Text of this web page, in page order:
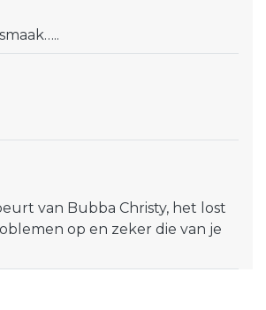
van Bubba Christy, het lost
op en zeker die van je